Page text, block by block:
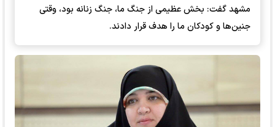
مشهد گفت: بخش عظیمی از جنگ ما، جنگ زنانه بود، وقتی
جنین‌ها و کودکان ما را هدف قرار دادند.